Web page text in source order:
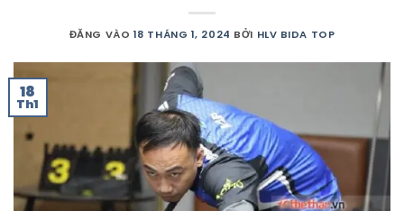
ĐĂNG VÀO 18 THÁNG 1, 2024 BỞI HLV BIDA TOP
18
Th1